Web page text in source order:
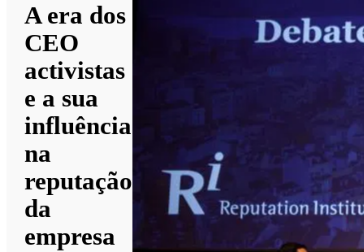
A era dos
CEO
activistas
e a sua
influência
na
reputação
da
empresa